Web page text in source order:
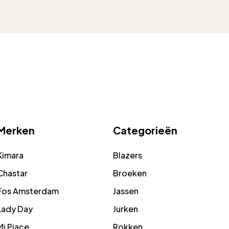
Amsterdam
Day
Piace
Categorieën
Blazers
Broeken
Jassen
Jurken
Rokken